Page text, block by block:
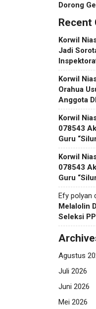
Dorong
Recent
Korwil
Jadi
Korwil
Orahua
Anggota
Korwil
078543
Guru
Korwil
078543
Guru
Efy polyan
Melalolin
Seleksi
Agustus
Juli 2026
Juni 2026
Mei 2026